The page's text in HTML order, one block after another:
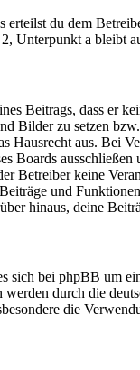
erteilst du dem
Unterpunkt a bleibt
Beitrags, dass er
Bilder zu setzen
Hausrecht aus. Bei
Boards
Betreiber keine
und
hinaus, deine
sich bei phpBB um
werden durch die
die